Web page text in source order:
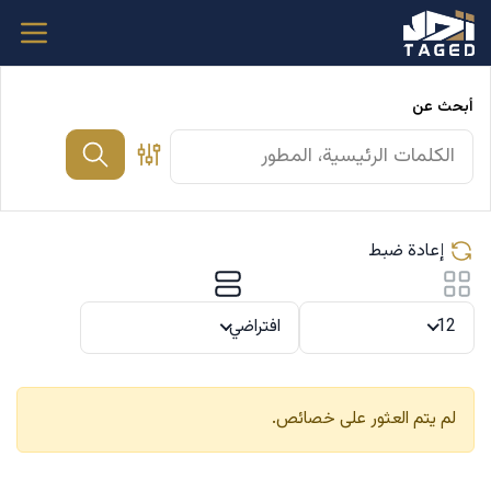
أبحث عن
إعادة ضبط
12 افتراضي
لم يتم العثور على خصائص.